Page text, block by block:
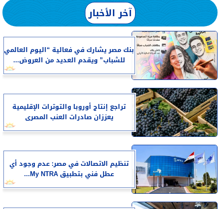
آخر الأخبار
بنك مصر يشارك في فعالية “اليوم العالمي
للشباب” ويقدم العديد من العروض...
تراجع إنتاج أوروبا والتوترات الإقليمية
يعززان صادرات العنب المصرى
تنظيم الاتصالات في مصر: عدم وجود أي
عطل فني بتطبيق My NTRA...